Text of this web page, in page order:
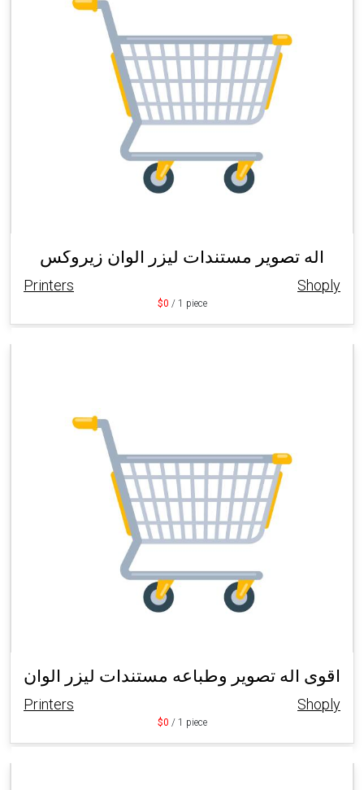
اله تصوير مستندات ليزر الوان زيروكس
Printers Shoply
$0 / 1 piece
اقوى اله تصوير وطباعه مستندات ليزر الوان
Printers Shoply
$0 / 1 piece